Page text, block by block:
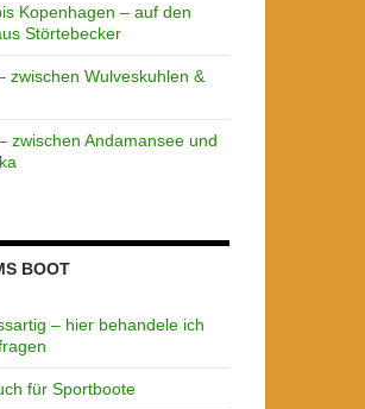
Kopenhagen – auf den
Störtebecker
zwischen Wulveskuhlen &
zwischen Andamansee und
BOOT
– hier behandele ich
für Sportboote